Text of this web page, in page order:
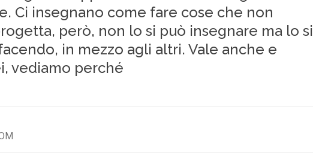
Ci insegnano come fare cose che non
però, non lo si può insegnare ma lo si
in mezzo agli altri. Vale anche e
vediamo perché